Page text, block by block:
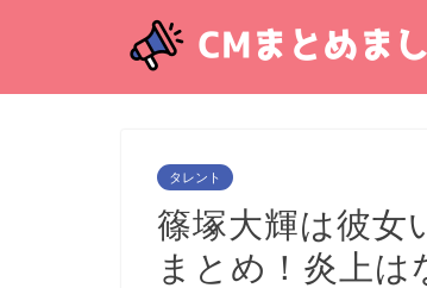
タレント
篠塚大輝は彼女
まとめ！炎上は